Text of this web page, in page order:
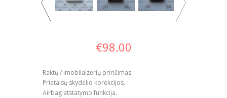
€98.00
Raktų / imobilaizerių pririšimas.
Prietaisų skydelio korekcijos.
Airbag atstatymo funkcija.